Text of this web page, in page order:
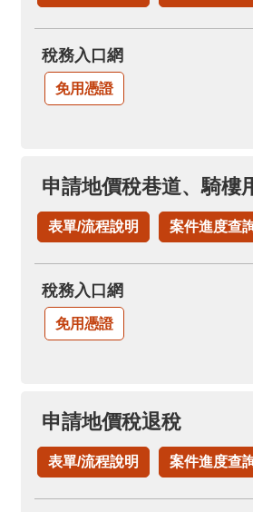
稅務入口網
免用憑證
申請地價稅巷道、騎樓
表單/流程說明 案件進度查
稅務入口網
免用憑證
申請地價稅退稅
表單/流程說明 案件進度查